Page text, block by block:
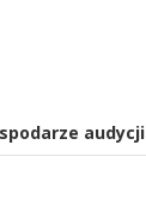
audycji